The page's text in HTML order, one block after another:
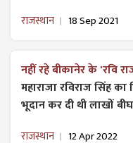
राजस्थान 18 Sep 2021
नहीं रहे बीकानेर के 'रवि
महाराजा रविराज सिंह
भूदान कर दी थी लाखों
राजस्थान 12 Apr 2022